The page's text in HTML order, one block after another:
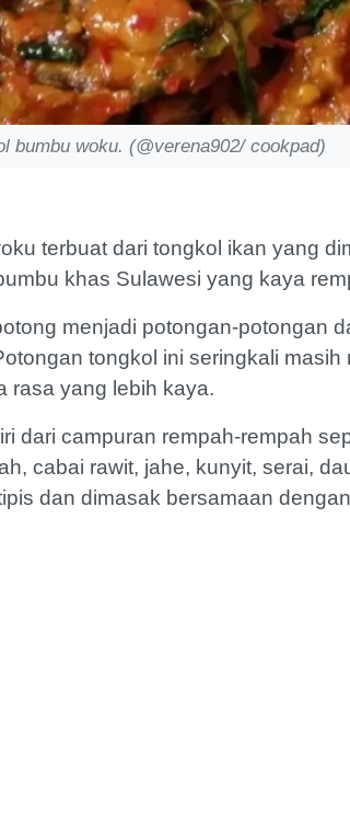
bumbu woku. (@verena902/ cookpad)
terbuat dari tongkol ikan yang
khas Sulawesi yang kaya
menjadi potongan-potongan
tongkol ini seringkali masih
rasa yang lebih kaya.
dari campuran rempah-rempah
cabai rawit, jahe, kunyit, serai,
dan dimasak bersamaan